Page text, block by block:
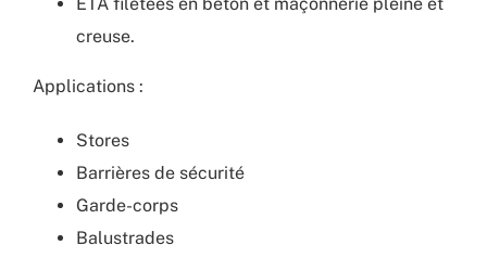
creuse.
Applications :
Stores
Barrières de sécurité
Garde-corps
Balustrades